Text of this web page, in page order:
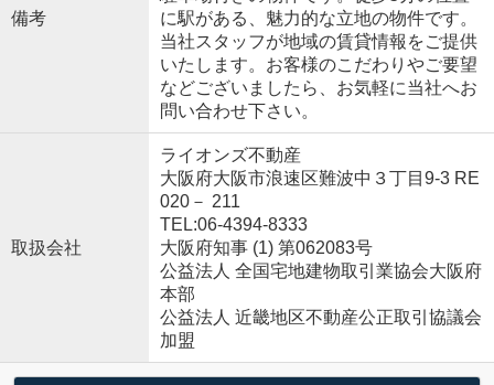
備考
に駅がある、魅力的な立地の物件です。
当社スタッフが地域の賃貸情報をご提供
いたします。お客様のこだわりやご要望
などございましたら、お気軽に当社へお
問い合わせ下さい。
取扱会社
ライオンズ不動産
大阪府大阪市浪速区難波中３丁目9-3 RE
020－ 211
TEL:06-4394-8333
大阪府知事 (1) 第062083号
公益法人 全国宅地建物取引業協会大阪府
本部
公益法人 近畿地区不動産公正取引協議会
加盟